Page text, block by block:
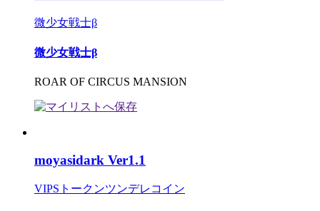
微少女戦士β
微少女戦士β
ROAR OF CIRCUS MANSION
moyasidark Ver1.1
VIPSトークンツンデレコイン